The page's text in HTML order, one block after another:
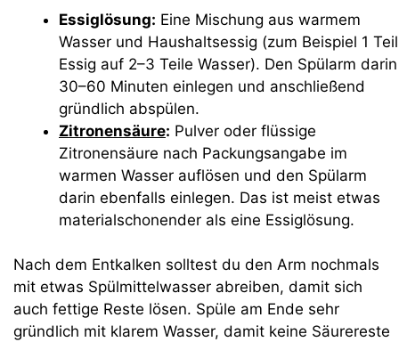
Essiglösung: Eine Mischung aus warmem
Wasser und Haushaltsessig (zum Beispiel 1 Teil
Essig auf 2–3 Teile Wasser). Den Spülarm darin
30–60 Minuten einlegen und anschließend
gründlich abspülen.
Zitronensäure: Pulver oder flüssige
Zitronensäure nach Packungsangabe im
warmen Wasser auflösen und den Spülarm
darin ebenfalls einlegen. Das ist meist etwas
materialschonender als eine Essiglösung.
Nach dem Entkalken solltest du den Arm nochmals
mit etwas Spülmittelwasser abreiben, damit sich
auch fettige Reste lösen. Spüle am Ende sehr
gründlich mit klarem Wasser, damit keine Säurereste